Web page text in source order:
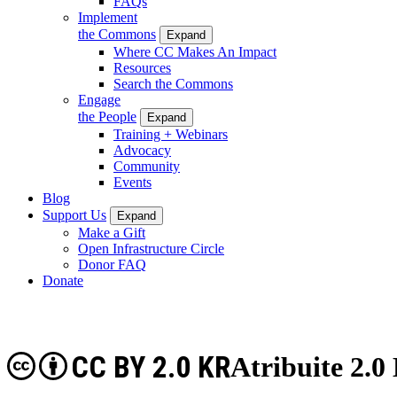
Implement
the Commons
Expand
Where CC Makes An Impact
Resources
Search the Commons
Engage
the People
Expand
Training + Webinars
Advocacy
Community
Events
Blog
Support Us
Expand
Make a Gift
Open Infrastructure Circle
Donor FAQ
Donate
Atribuite 2.0
CC BY 2.0 KR